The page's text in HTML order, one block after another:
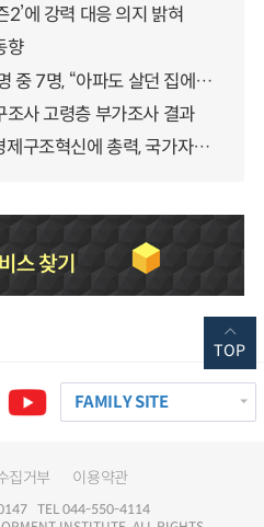
2’에 강력 대응 의지 밝혀
향
장기요양 재가 어르신 10명 중 7명, “아파도 살던 집에서 살겠다” 「2025년 장기요양실태조사」 결과 발표
사 고령층 부가조사 결과
잠재성장률 반등을 위해 경제구조혁신에 총력, 국가자산 관리체계 대전환
FAMILY SITE
집거부 이용약관
TEL 044-550-4114
TOP